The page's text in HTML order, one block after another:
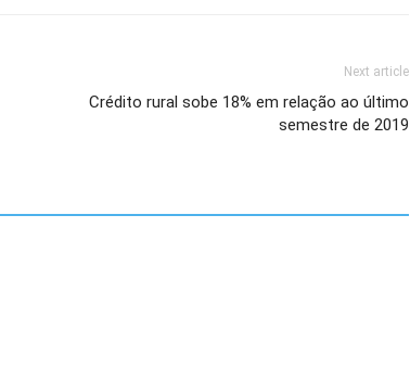
Next article
Crédito rural sobe 18% em relação ao último
semestre de 2019